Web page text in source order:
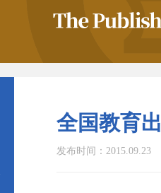
全国教育
发布时间：2015.09.23